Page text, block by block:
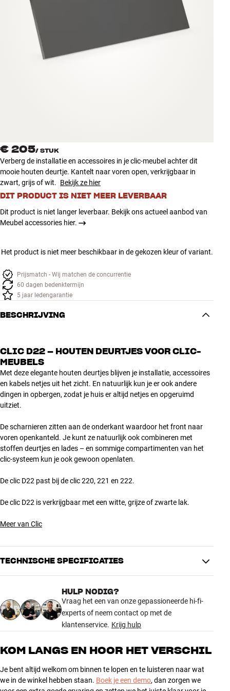
Accessoires
INSPIRATIE
MERKEN
Klantenservice
Inloggen
Klantenservice
Bouw met geluid
€ 205/ STUK
Verberg de installatie en accessoires in je clic-meubel achter dit
mooie houten deurtje. Kantelt naar voren open, verkrijgbaar in
zwart, grijs of wit. Bekijk ze hier
DIT PRODUCT IS NIET MEER LEVERBAAR
Dit product is niet langer leverbaar. Bekijk ons actueel aanbod van
Meubel accessories hier.
Het product is niet meer beschikbaar in de gekozen kleur of variant.
Prijsmatch - Wij matchen de concurrentie
60 dagen bedenktermijn
5 jaar ledengarantie
BESCHRIJVING
CLIC D22 – HOUTEN DEURTJES VOOR CLIC-
MEUBELS
Met deze elegante houten deurtjes blijven je installatie, accessoires
en kabels netjes uit het zicht. En natuurlijk kun je er ook andere
dingen in opbergen, zodat je huis er altijd netjes en opgeruimd
uitziet.
De scharnieren zitten aan de onderkant waardoor het front naar
voren openkanteld. Je kunt ze natuurlijk ook combineren met
stoffen deurtjes en lades – en sommige compartimenten van het
clic-systeem kun je ook gewoon openlaten.
De clic D22 past bij de clic 220, 221 en 222.
De clic D22 is verkrijgbaar met een witte, grijze of zwarte lak.
Meer van Clic
TECHNISCHE SPECIFICATIES
AFMETINGEN EN DESIGN
Kleur
Grijs
Kleur
Grijs
Gewicht (kg)
0
Hoogte verpakking (cm)
0
Lengte verpakking (cm)
0
Gewicht verpakking (kg)
0
Breedte verpakking (cm)
0
HULP NODIG?
Vraag het een van onze gepassioneerde hi-fi-
experts of neem contact op met de
klantenservice. Krijg hulp
KOM LANGS EN HOOR HET VERSCHIL
Je bent altijd welkom om binnen te lopen en te luisteren naar wat
we in de winkel hebben staan. Boek je een demo, dan zorgen we